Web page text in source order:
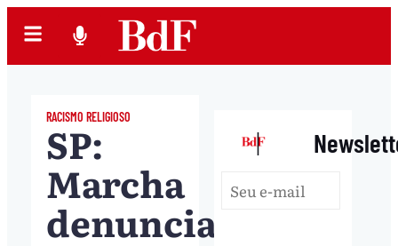
RACISMO RELIGIOSO
SP:
Marcha
denuncia
|